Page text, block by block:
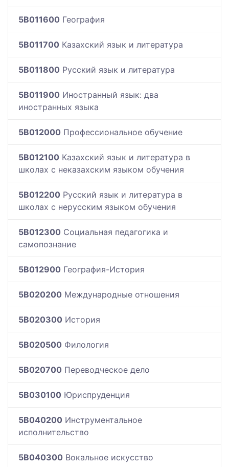
5B011600 География
5B011700 Казахский язык и литература
5B011800 Русский язык и литература
5B011900 Иностранный язык: два
иностранных языка
5B012000 Профессиональное обучение
5B012100 Казахский язык и литература в
школах с неказахским языком обучения
5B012200 Русский язык и литература в
школах с нерусским языком обучения
5B012300 Социальная педагогика и
самопознание
5B012900 География-История
5B020200 Международные отношения
5B020300 История
5B020500 Филология
5B020700 Переводческое дело
5B030100 Юриспруденция
5B040200 Инструментальное
исполнительство
5B040300 Вокальное искусство